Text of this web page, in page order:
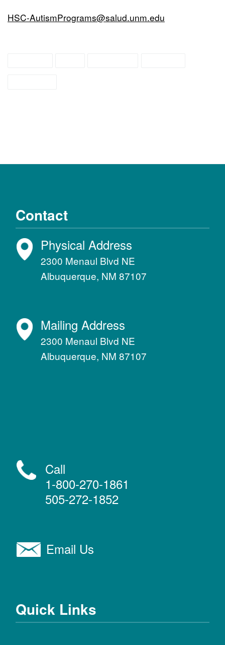
HSC-AutismPrograms@salud.unm.edu
Contact
Physical Address
2300 Menaul Blvd NE
Albuquerque, NM 87107
Mailing Address
2300 Menaul Blvd NE
Albuquerque, NM 87107
Call
1-800-270-1861
505-272-1852
Email Us
Quick Links